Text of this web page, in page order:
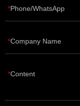
Phone/WhatsApp
Company Name
Content